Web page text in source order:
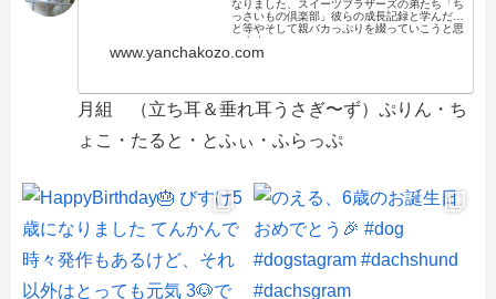
なりました、スイーツブラザーズの弟たち「ち
っさいもの倶楽部」彼らの成長記録と学んだこ
と等やそして親バカっぷりを綴っていこうと思
います。
www.yanchakozo.com
月組 （立ち耳＆垂れ耳うさぎ〜ず）ぷりん・ち
ょこ・たると・とふぃ・ふらっぷ